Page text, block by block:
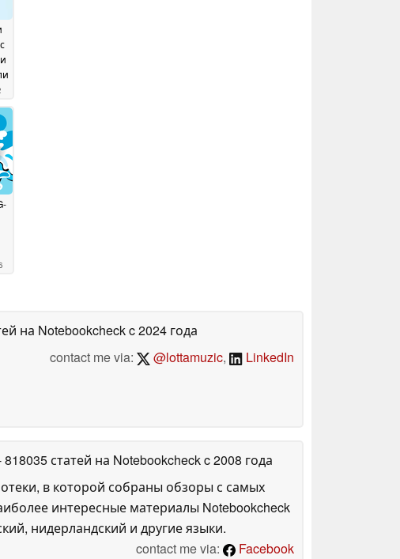
на Notebookcheckc 2024 года
contact me via:
@lottamuzic, LinkedIn
818035 статей на Notebookcheckc 2008 года
в которой собраны обзоры с самых
интересные материалы Notebookcheck
нидерландский и другие языки.
contact me via:
Facebook